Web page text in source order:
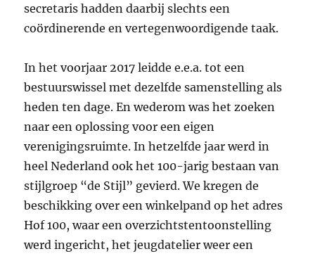
secretaris hadden daarbij slechts een
coördinerende en vertegenwoordigende taak.
In het voorjaar 2017 leidde e.e.a. tot een
bestuurswissel met dezelfde samenstelling als
heden ten dage. En wederom was het zoeken
naar een oplossing voor een eigen
verenigingsruimte. In hetzelfde jaar werd in
heel Nederland ook het 100-jarig bestaan van
stijlgroep “de Stijl” gevierd. We kregen de
beschikking over een winkelpand op het adres
Hof 100, waar een overzichtstentoonstelling
werd ingericht, het jeugdatelier weer een